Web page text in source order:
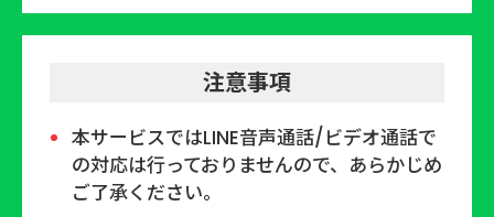
注意事項
本サービスではLINE⾳声通話/ビデオ通話で
の対応は⾏っておりませんので、あらかじめ
ご了承ください。